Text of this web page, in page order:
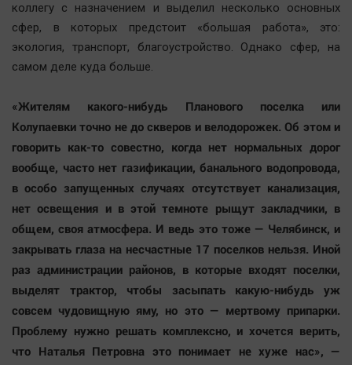
коллегу с назначением и выделил несколько основных
сфер, в которых предстоит «большая работа», это:
экология, транспорт, благоустройство. Однако сфер, на
самом деле куда больше.
«Жителям какого-нибудь Планового поселка или
Колупаевки точно не до скверов и велодорожек. Об этом и
говорить как-то совестно, когда нет нормальных дорог
вообще, часто нет газификации, банального водопровода,
в особо запущенных случаях отсутствует канализация,
нет освещения и в этой темноте рыщут закладчики, в
общем, своя атмосфера. И ведь это тоже — Челябинск, и
закрывать глаза на несчастные 17 поселков нельзя. Иной
раз администрации районов, в которые входят поселки,
выделят трактор, чтобы засыпать какую-нибудь уж
совсем чудовищную яму, но это — мертвому припарки.
Проблему нужно решать комплексно, и хочется верить,
что Наталья Петровна это понимает не хуже нас», —